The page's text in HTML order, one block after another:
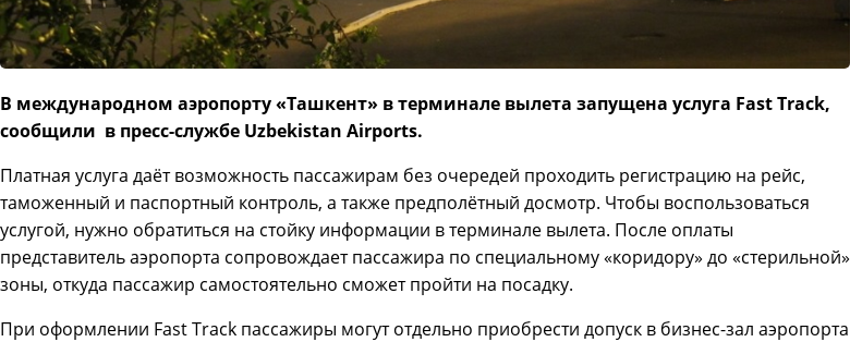
В международном аэропорту «Ташкент» в терминале вылета запущена услуга Fast Track,
сообщили в пресс-службе Uzbekistan Airports.
Платная услуга даёт возможность пассажирам без очередей проходить регистрацию на рейс,
таможенный и паспортный контроль, а также предполётный досмотр. Чтобы воспользоваться
услугой, нужно обратиться на стойку информации в терминале вылета. После оплаты
представитель аэропорта сопровождает пассажира по специальному «коридору» до «стерильной»
зоны, откуда пассажир самостоятельно сможет пройти на посадку.
При оформлении Fast Track пассажиры могут отдельно приобрести допуск в бизнес-зал аэропорта